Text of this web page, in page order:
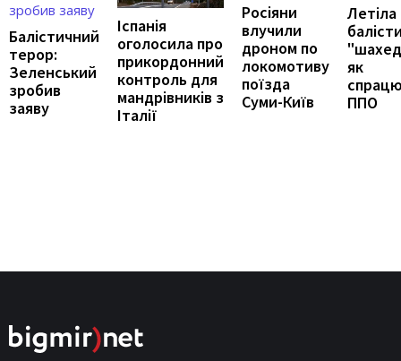
Балістичний
терор:
Зеленський
зробив
заяву
Іспанія
оголосила про
прикордонний
контроль для
мандрівників з
Італії
Росіяни
влучили
дроном по
локомотиву
поїзда
Суми-Київ
Летіла
як
ППО